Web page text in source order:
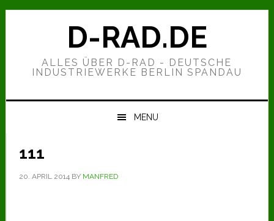
Zur
Hauptnavigation
Zum
Zur
D-RAD.DE
ALLES ÜBER D-RAD - DEUTSCHE
INDUSTRIEWERKE BERLIN SPANDAU
MENU
111
20. APRIL 2014BY MANFRED